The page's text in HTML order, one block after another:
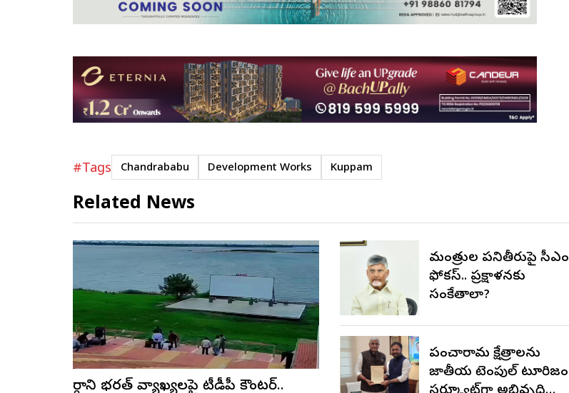
#Tags Chandrababu Development Works Kuppam
Related News
మార్గాని భరత్ వ్యాఖ్యలపై టీడీపీ కౌంటర్..
మంత్రుల పనితీరుపై సీఎం
ఫోకస్.. ప్రక్షాళనకు
సంకేతాలా?
పంచారామ క్షేత్రాలను
జాతీయ టెంపుల్ టూరిజం